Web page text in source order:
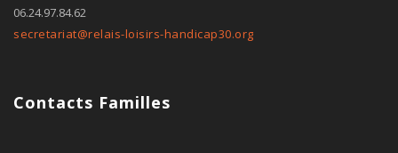
06.24.97.84.62
secretariat@relais-loisirs-handicap30.org
Contacts Familles